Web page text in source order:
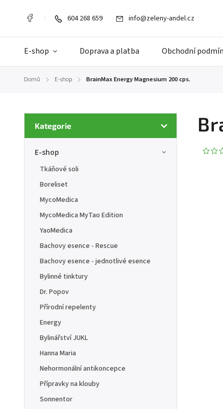
604 268 659 info@zeleny-andel.cz
E-shop Doprava a platba Obchodní
Domů / E-shop / BrainMax Energy Magnesium 200 cps.
Kategorie
E-shop
Tkáňové soli
Boreliset
MycoMedica
MycoMedica MyTao Edition
YaoMedica
Bachovy esence - Rescue
Bachovy esence - jednotlivé esence
Bylinné tinktury
Dr. Popov
Přírodní repelenty
Energy
Bylinářství JUKL
Hanna Maria
Nehormonální antikoncepce
Přípravky na klouby
Sonnentor